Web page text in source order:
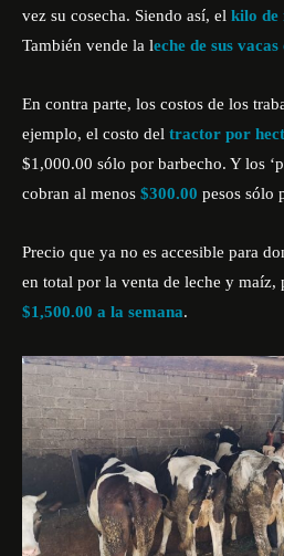
vez su cosecha. Siendo así, el kilo de
También vende la leche de sus
En contra parte, los costos de los
ejemplo, el costo del tractor por
$1,000.00 sólo por barbecho. Y los
cobran al menos $300.00 pesos sólo
Precio que ya no es accesible para
en total por la venta de leche y maíz,
$1,500.00 a la semana.